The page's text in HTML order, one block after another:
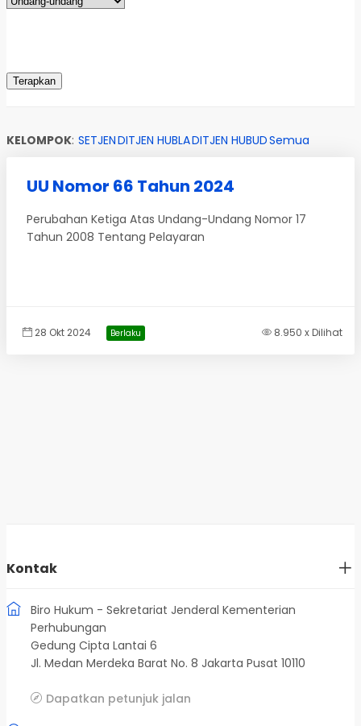
KELOMPOK: SETJENDITJEN HUBLADITJEN HUBUDSemua
UU Nomor 66 Tahun 2024
Perubahan Ketiga Atas Undang-Undang Nomor 17
Tahun 2008 Tentang Pelayaran
28 Okt 2024 Berlaku 8.950 x Dilihat
Kontak
Biro Hukum - Sekretariat Jenderal Kementerian
Perhubungan
Gedung Cipta Lantai 6
Jl. Medan Merdeka Barat No. 8 Jakarta Pusat 10110
Dapatkan petunjuk jalan